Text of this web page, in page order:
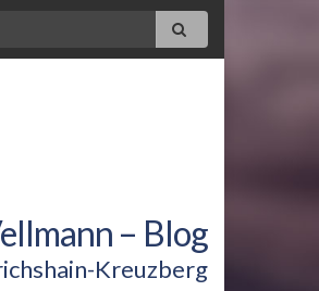
– Blog
Kreuzberg